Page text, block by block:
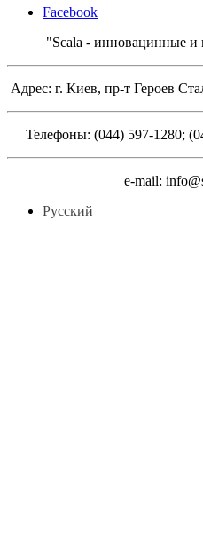
Facebook
"Scala - инновацинные и
Адрес: г. Киев, пр-т Героев
Телефоны: (044) 597-1280;
e-mail:
Русский